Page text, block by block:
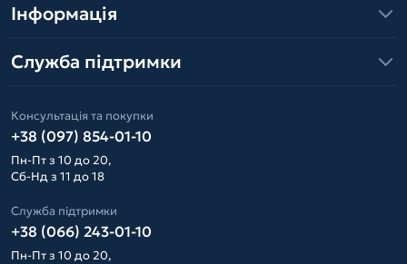
Інформація
Служба підтримки
Консультація та покупки
+38 (097) 854-01-10
Пн-Пт з 10 до 20,
Сб-Нд з 11 до 18
Служба підтримки
+38 (066) 243-01-10
Пн-Пт з 10 до 20,